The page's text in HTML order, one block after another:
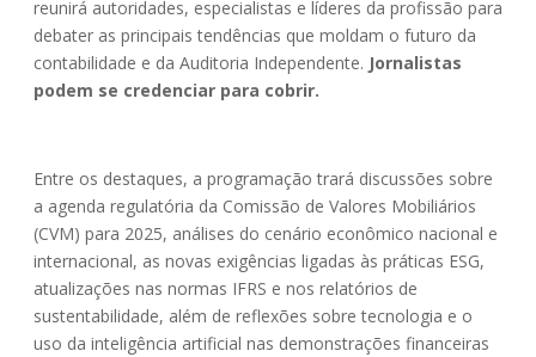
reunirá autoridades, especialistas e líderes da profissão para
debater as principais tendências que moldam o futuro da
contabilidade e da Auditoria Independente. Jornalistas
podem se credenciar para cobrir.
Entre os destaques, a programação trará discussões sobre
a agenda regulatória da Comissão de Valores Mobiliários
(CVM) para 2025, análises do cenário econômico nacional e
internacional, as novas exigências ligadas às práticas ESG,
atualizações nas normas IFRS e nos relatórios de
sustentabilidade, além de reflexões sobre tecnologia e o
uso da inteligência artificial nas demonstrações financeiras